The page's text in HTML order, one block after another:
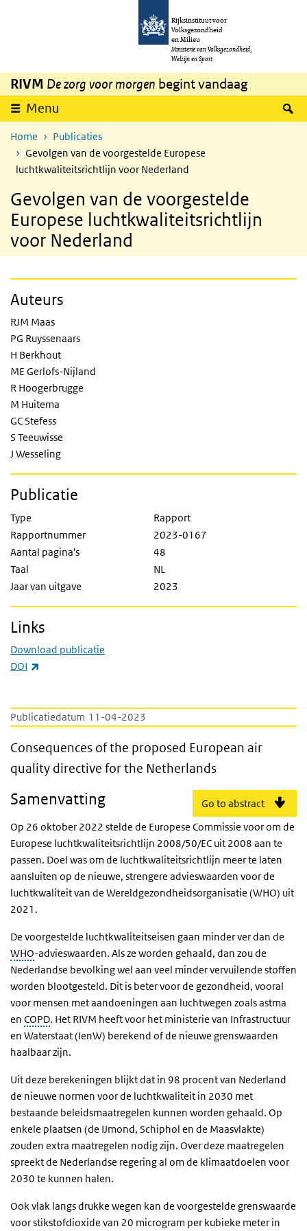
Overslaan en naar de inhoud gaan
Rijksinstituut voor
Volksgezondheid
en Milieu
Ministerie van Volksgezondheid,
Welzijn en Sport
RIVM De zorg voor morgen begint vandaag
Menu
Home
Publicaties
Gevolgen van de voorgestelde Europese
luchtkwaliteitsrichtlijn voor Nederland
Gevolgen van de voorgestelde
Europese luchtkwaliteitsrichtlijn
voor Nederland
Publicatiedatum 11-04-2023
Consequences of the proposed European
Consequences of the proposed European air
quality directive for the Netherlands
Go to abstract
Samenvatting
Op 26 oktober 2022 stelde de Europese Commissie voor om de
Europese luchtkwaliteitsrichtlijn 2008/50/EC uit 2008 aan te
passen. Doel was om de luchtkwaliteitsrichtlijn meer te laten
aansluiten op de nieuwe, strengere advieswaarden voor de
luchtkwaliteit van de Wereldgezondheidsorganisatie (WHO) uit
2021.
De voorgestelde luchtkwaliteitseisen gaan minder ver dan de
WHO-advieswaarden. Als ze worden gehaald, dan zou de
Nederlandse bevolking wel aan veel minder vervuilende stoffen
worden blootgesteld. Dit is beter voor de gezondheid, vooral
voor mensen met aandoeningen aan luchtwegen zoals astma
en COPD. Het RIVM heeft voor het ministerie van Infrastructuur
en Waterstaat (IenW) berekend of de nieuwe grenswaarden
haalbaar zijn.
Uit deze berekeningen blijkt dat in 98 procent van Nederland
de nieuwe normen voor de luchtkwaliteit in 2030 met
bestaande beleidsmaatregelen kunnen worden gehaald. Op
enkele plaatsen (de IJmond, Schiphol en de Maasvlakte)
zouden extra maatregelen nodig zijn. Over deze maatregelen
spreekt de Nederlandse regering al om de klimaatdoelen voor
2030 te kunnen halen.
Ook vlak langs drukke wegen kan de voorgestelde grenswaarde
voor stikstofdioxide van 20 microgram per kubieke meter in
Auteurs
RJM Maas
PG Ruyssenaars
H Berkhout
ME Gerlofs-Nijland
R Hoogerbrugge
M Huitema
GC Stefess
S Teeuwisse
J Wesseling
Publicatie
Type
Rapport
Rapportnummer
2023-0167
Aantal pagina's
48
Taal
NL
Jaar van uitgave
2023
Links
Download publicatie
DOI